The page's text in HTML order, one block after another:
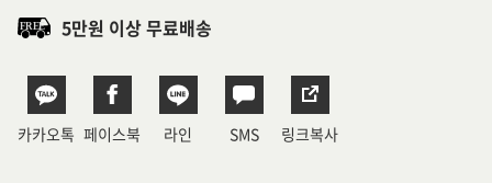
5만원 이상 무료배송
카카오톡 페이스북 라인 SMS 링크복사